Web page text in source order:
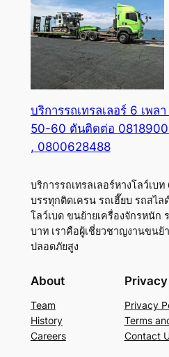
บริการรถเทรลเลอร์ 6 เพ
50-60 ตันติดต่อ
, 0800628488
บริการรถเทรลเลอร์หางโลว์เบ
บรรทุกติดเครน รถเฮี๊ยบ รถสไล
โลว์เบด ขนย้ายเครื่องจักรหนัก
บาท เราคือผู้เชี่ยวชาญงานขนย้
ปลอดภัยสูง
About
Team
History
Careers
Privacy
Privacy
Terms
Contact